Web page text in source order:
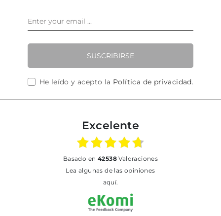
SUSCRIBIRSE
He leído y acepto la Política de privacidad.
Excelente
basado en 42538Valoraciones
Lea algunas de las opiniones
aquí.